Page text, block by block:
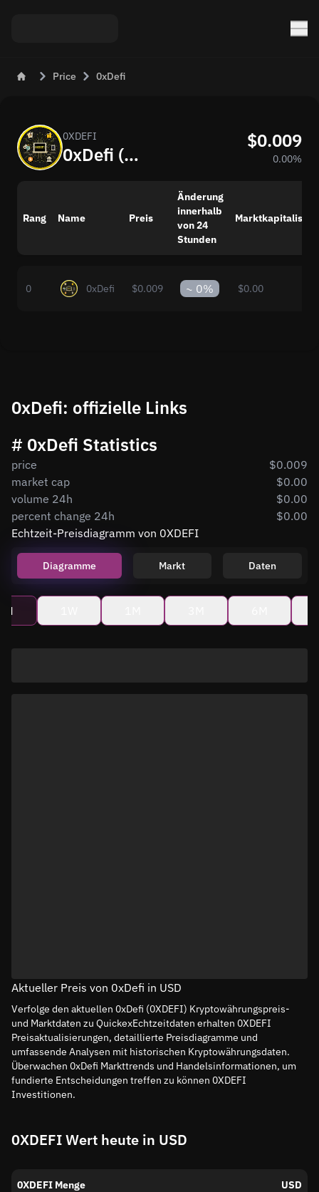
Price 0xDefi
0XDEFI
0xDefi (0XDEFI) Jetzt: Preis und Marktveränderungen
$0.009
0.00%
Rang Name Preis
Änderung
innerhalb
von 24
Stunden
0 0xDefi $0.009 ~ 0% $0.00
0xDefi: offizielle Links
# 0xDefi Statistics
price
$0.009
market cap
$0.00
volume 24h
$0.00
percent change 24h
$0.00
Echtzeit-Preisdiagramm von 0XDEFI
Diagramme Markt Daten
Aktueller Preis von 0xDefi in USD
Verfolge den aktuellen 0xDefi (0XDEFI) Kryptowährungspreis-
und Marktdaten zu QuickexEchtzeitdaten erhalten 0XDEFI
Preisaktualisierungen, detaillierte Preisdiagramme und
umfassende Analysen mit historischen Kryptowährungsdaten.
Überwachen 0xDefi Markttrends und Handelsinformationen, um
fundierte Entscheidungen treffen zu können 0XDEFI
Investitionen.
0XDEFI Wert heute in USD
0XDEFI Menge USD